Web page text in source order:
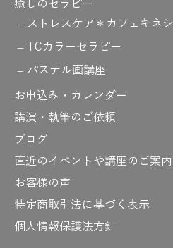
癒しのセラピー
ストレスケア＊カフェキネシ
TCカラーセラピー
パステル画講座
お申込み・カレンダー
講演・執筆のご依頼
ブログ
直近のイベントや講座のご案内
お客様の声
特定商取引法に基づく表示
個人情報保護法方針